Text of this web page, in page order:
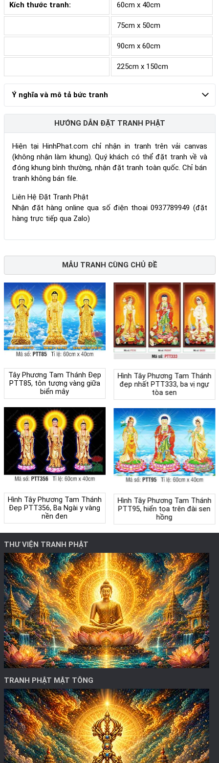
Kích thước tranh: 60cm x 40cm
75cm x 50cm
90cm x 60cm
225cm x 150cm
Ý nghĩa và mô tả bức tranh
HƯỚNG DẪN ĐẶT TRANH PHẬT
Hiện tại HinhPhat.com chỉ nhận in tranh trên vải canvas
(không nhận làm khung). Quý khách có thể đặt tranh về và
đóng khung bình thường, nhận đặt tranh toàn quốc. Chỉ bán
tranh không bán file.
Liên Hệ Đặt Tranh Phật
Nhận đặt hàng online qua số điện thoại 0937789949 (đặt
hàng trực tiếp qua Zalo)
MẪU TRANH CÙNG CHỦ ĐỀ
Tây Phương Tam Thánh Đẹp
PTT85, tôn tượng vàng giữa
biển mây
Hình Tây Phương Tam Thánh
đẹp nhất PTT333, ba vị ngự
tòa sen
Hình Tây Phương Tam Thánh
Đẹp PTT356, Ba Ngài y vàng
nền đen
Hình Tây Phương Tam Thánh
PTT95, hiển tọa trên đài sen
hồng
THƯ VIỆN TRANH PHẬT
TRANH PHẬT MẬT TÔNG